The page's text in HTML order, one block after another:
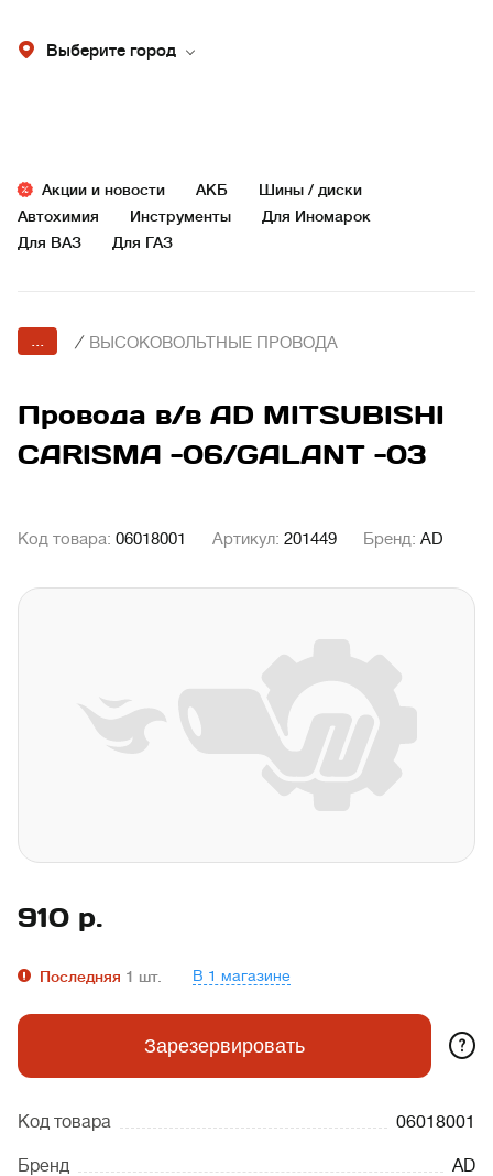
Выберите город
Акции и новости АКБ
Шины / диски
Автохимия
Инструменты
Для Иномарок
Для ВАЗ
Для ГАЗ
... / ВЫСОКОВОЛЬТНЫЕ ПРОВОДА
Провода в/в AD MITSUBISHI
CARISMA -06/GALANT -03
Код товара: 06018001 Артикул: 201449 Бренд: AD
910 р.
Последняя 1 шт. В 1 магазине
Зарезервировать ?
Код товара 06018001
Бренд AD